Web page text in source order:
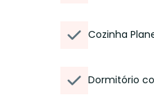
Cozinha
Dormitório